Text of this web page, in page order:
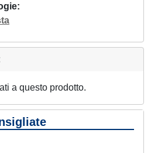
a questo prodotto.